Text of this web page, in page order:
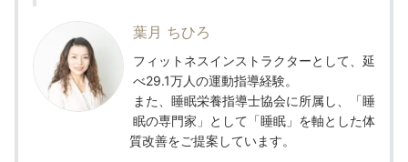
葉月 ちひろ
フィットネスインストラクターとして、延
べ29.1万人の運動指導経験。
また、睡眠栄養指導士協会に所属し、「睡
眠の専門家」として「睡眠」を軸とした体
質改善をご提案しています。